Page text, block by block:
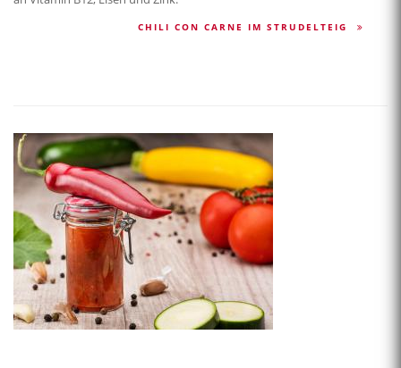
CHILI CON CARNE IM STRUDELTEIG